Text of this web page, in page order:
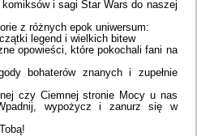
i sagi Star Wars do naszej
z różnych epok uniwersum:
legend i wielkich bitew
opowieści, które pokochali fani na
bohaterów znanych i zupełnie
czy Ciemnej stronie Mocy u nas
wypożycz i zanurz się w